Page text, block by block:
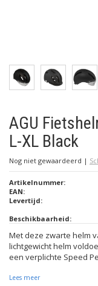
AGU
L-XL Black
Nog niet gewaardeerd |
Artikelnummer:
EAN:
Levertijd:
Beschikbaarheid:
Met deze zwarte helm
lichtgewicht helm
een verplichte Speed
Lees meer